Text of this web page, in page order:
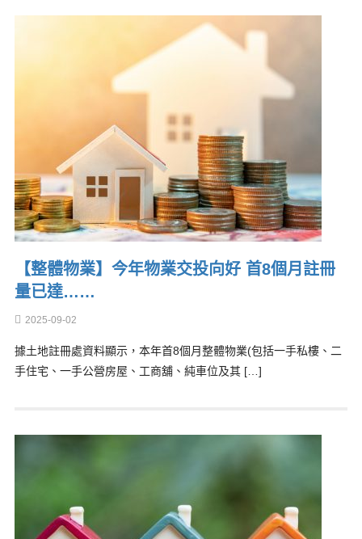
【整體物業】今年物業交投向好 首8個月註冊
量已達……
2025-09-02
據土地註冊處資料顯示，本年首8個月整體物業(包括一手私樓、二
手住宅、一手公營房屋、工商舖、純車位及其 […]